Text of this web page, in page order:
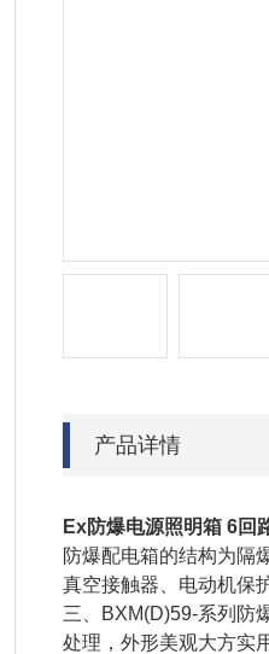
产品详情
Ex防爆电源照明箱 6回
防爆配电箱的结构为隔
真空接触器、电动机保
三、
BXM(D)59-系列防
处理，外形美观大方实